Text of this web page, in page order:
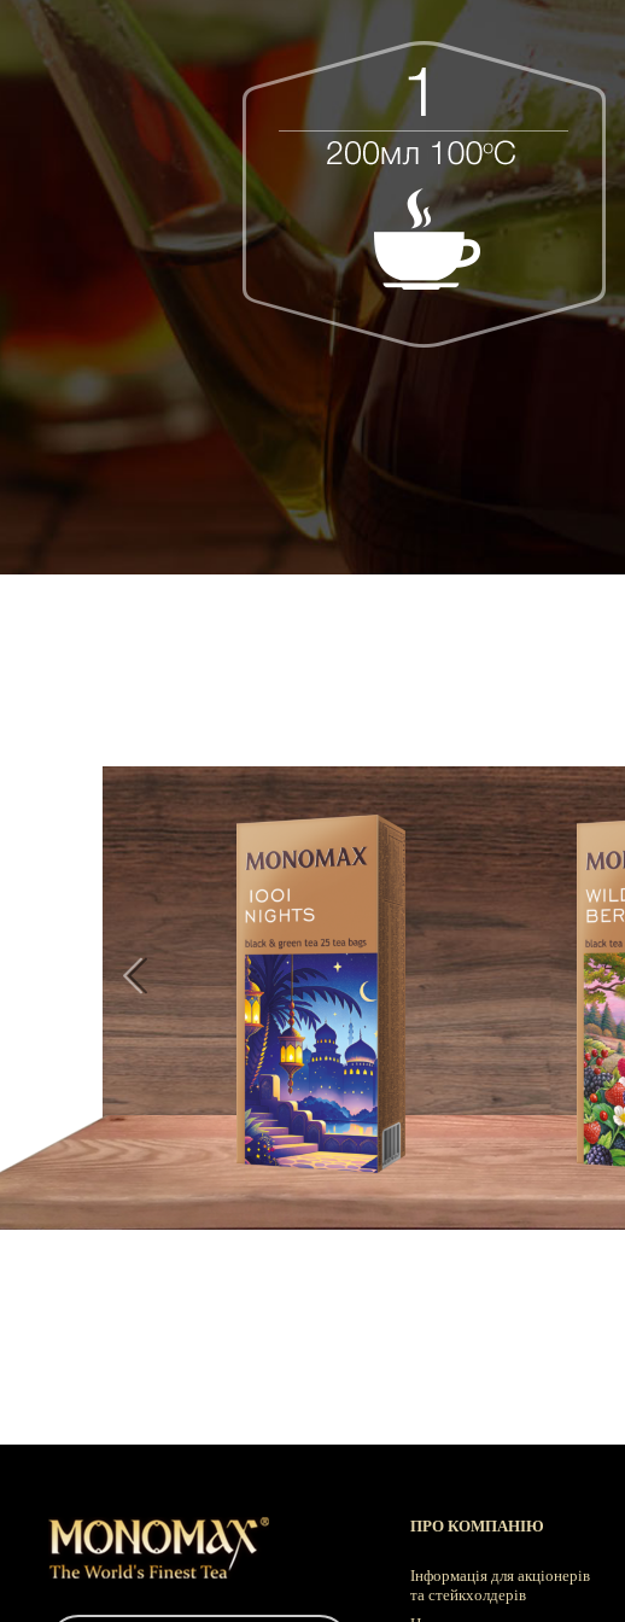
ПРО КОМПАНІЮ
Інформація для акціонерів
та стейкхолдерів